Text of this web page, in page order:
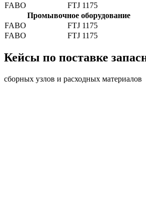
FABO
FTJ 1175
Промывочное оборудование
FABO
FTJ 1175
FABO
FTJ 1175
Кейсы по поставке
сборных узлов и расходных материалов